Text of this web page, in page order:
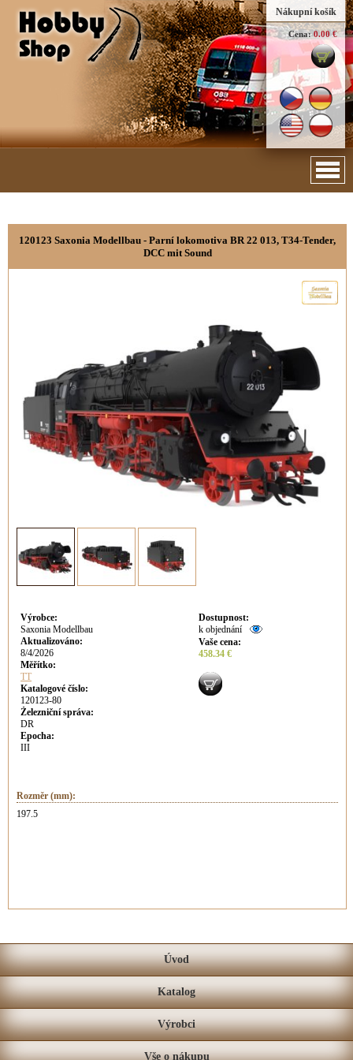
Nákupní košík
Cena: 0.00 €
120123 Saxonia Modellbau - Parní lokomotiva BR 22 013, T34-Tender,
DCC mit Sound
Výrobce:
Saxonia Modellbau
Aktualizováno:
8/4/2026
Měřítko:
TT
Katalogové číslo:
120123-80
Železniční správa:
DR
Epocha:
III
Dostupnost:
k objednání
Vaše cena:
458.34 €
Rozměr (mm):
197.5
Úvod
Katalog
Výrobci
Vše o nákupu